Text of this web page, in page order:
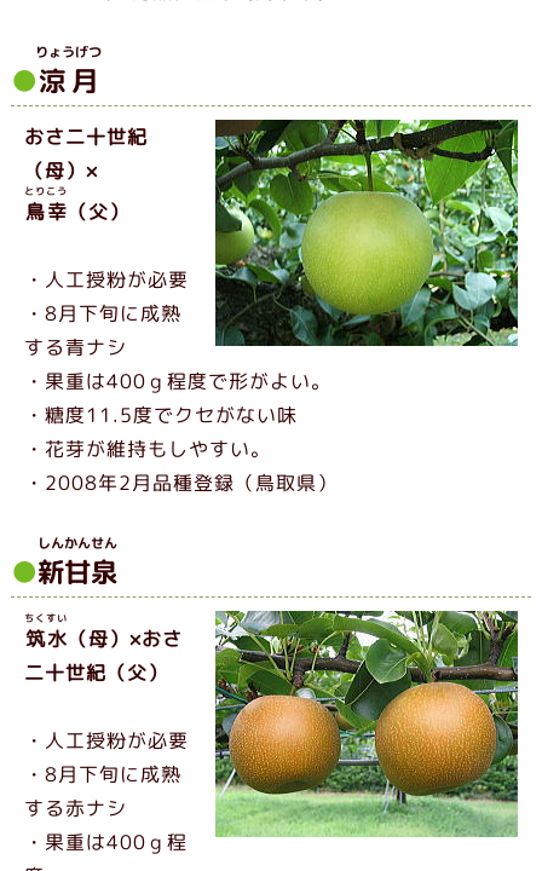
涼月
りょうげつ
おさ二十世紀
（母）×
鳥幸
とりこう
（父）
・人工授粉が必要
・8月下旬に成熟
する青ナシ
・果重は400ｇ程度で形がよい。
・糖度11.5度でクセがない味
・花芽が維持もしやすい。
・2008年2月品種登録（鳥取県）
新甘泉
しんかんせん
筑水
ちくすい
（母）×おさ
二十世紀（父）
・人工授粉が必要
・8月下旬に成熟
する赤ナシ
・果重は400ｇ程